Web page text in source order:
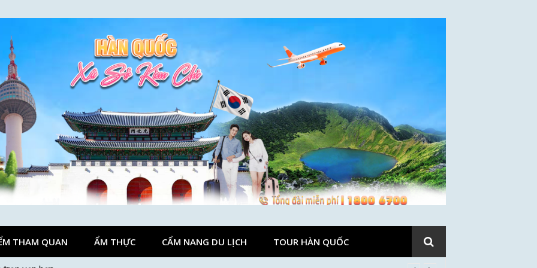
THAM QUAN ẨM THỰC CẨM NANG DU LỊCH TOUR HÀN QUỐC